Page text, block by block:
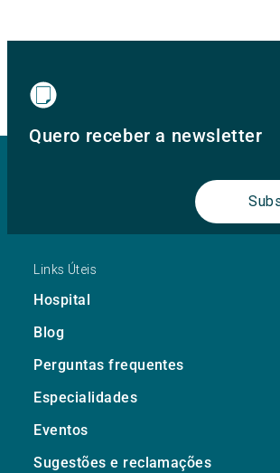
Quero receber a newsletter
Links Úteis
Hospital
Blog
Perguntas frequentes
Especialidades
Eventos
Sugestões e reclamações